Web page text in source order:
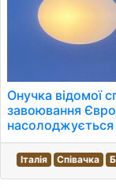
Онучка відомої
завоювання
Італія Співачка